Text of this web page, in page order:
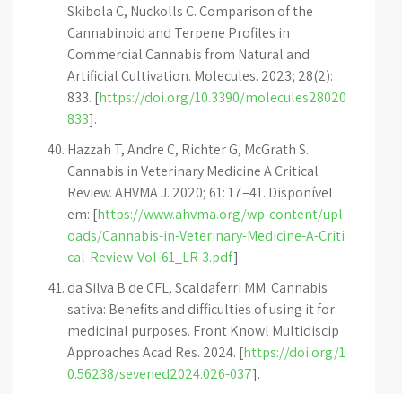
Skibola C, Nuckolls C. Comparison of the
Cannabinoid and Terpene Profiles in
Commercial Cannabis from Natural and
Artificial Cultivation. Molecules. 2023; 28(2):
833. [https://doi.org/10.3390/molecules28020
833].
Hazzah T, Andre C, Richter G, McGrath S.
Cannabis in Veterinary Medicine A Critical
Review. AHVMA J. 2020; 61: 17–41. Disponível
em: [https://www.ahvma.org/wp-content/upl
oads/Cannabis-in-Veterinary-Medicine-A-Criti
cal-Review-Vol-61_LR-3.pdf].
da Silva B de CFL, Scaldaferri MM. Cannabis
sativa: Benefits and difficulties of using it for
medicinal purposes. Front Knowl Multidiscip
Approaches Acad Res. 2024. [https://doi.org/1
0.56238/sevened2024.026-037].